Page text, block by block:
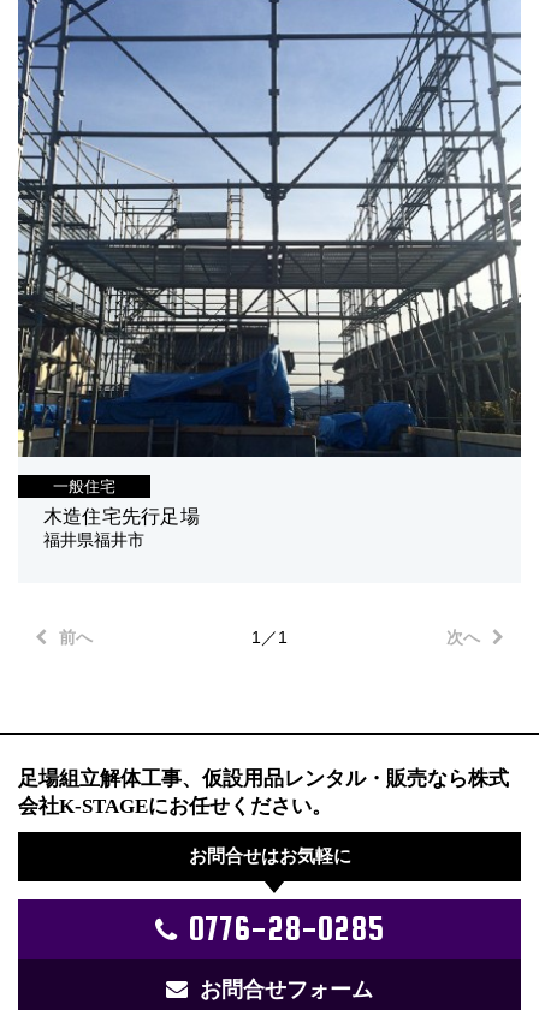
一般住宅
木造住宅先行足場
福井県福井市
前へ 1／1 次へ
足場組立解体工事、仮設用品レンタル・販売なら株式
会社K-STAGEにお任せください。
お問合せはお気軽に
0776-28-0285
お問合せフォーム